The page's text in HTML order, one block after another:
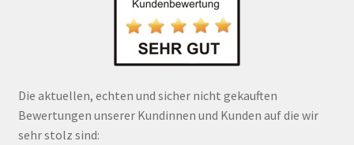
Die aktuellen, echten und sicher nicht gekauften
Bewertungen unserer Kundinnen und Kunden auf die wir
sehr stolz sind: